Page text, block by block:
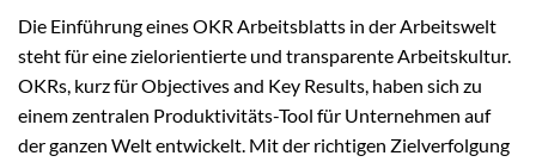
Die Einführung eines OKR Arbeitsblatts in der Arbeitswelt
steht für eine zielorientierte und transparente Arbeitskultur.
OKRs, kurz für Objectives and Key Results, haben sich zu
einem zentralen Produktivitäts-Tool für Unternehmen auf
der ganzen Welt entwickelt. Mit der richtigen Zielverfolgung